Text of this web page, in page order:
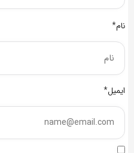
نام*
ایمیل*